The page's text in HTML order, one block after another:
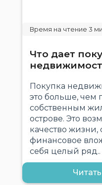
Что дает
Покупка
это больше, чем
собственным
острове. Это
качество жизни,
финансовое
себя целый ряд..